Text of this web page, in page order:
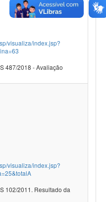
visualiza/index.jsp?
487/2018 - Avaliação
visualiza/index.jsp?
102/2011. Resultado da